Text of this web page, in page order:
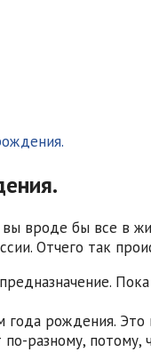
вроде бы все в
Отчего так
года рождения.
разному,